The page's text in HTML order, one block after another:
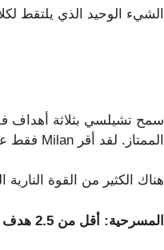
الشيء الوحيد الذي يلتقط
الممتاز. لقد أقر Milan فقط عدد أقل من XG من Bayern في بطولات الدوري الكبرى في أوروبا هذا الموسم.
هناك الكثير من القوة
المسرحية: أقل من 2.5 هدف (+156 ، فاندويل)